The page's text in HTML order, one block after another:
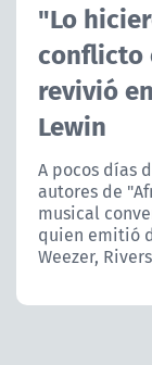
ACTUALIDAD
ÁREA DE
"Lo
conflicto
revivió
Lewin
A pocos días
autores de
musical
quien emitió
Weezer,